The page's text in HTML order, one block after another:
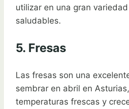
utilizar en una gran
saludables.
5. Fresas
Las fresas son una
sembrar en abril en
temperaturas frescas y